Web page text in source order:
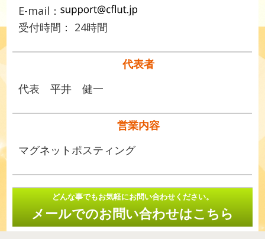
E-mail：
受付時間： 24時間
代表者
代表 平井 健一
営業内容
マグネットポスティング
どんな事でもお気軽にお問い合わせください。
メールでのお問い合わせはこちら